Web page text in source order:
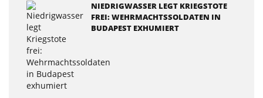
NIEDRIGWASSER LEGT KRIEGSTOTE
FREI: WEHRMACHTSSOLDATEN IN
BUDAPEST EXHUMIERT